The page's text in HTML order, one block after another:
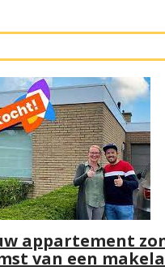
appartement
van een